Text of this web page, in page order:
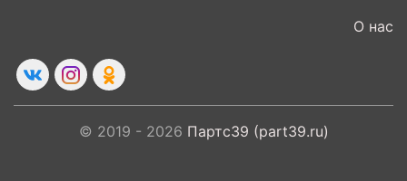
О нас
© 2019 - 2026 Партс39 (part39.ru)